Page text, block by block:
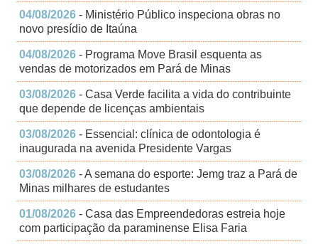
04/08/2026 - Ministério Público inspeciona obras no
novo presídio de Itaúna
04/08/2026 - Programa Move Brasil esquenta as
vendas de motorizados em Pará de Minas
03/08/2026 - Casa Verde facilita a vida do contribuinte
que depende de licenças ambientais
03/08/2026 - Essencial: clínica de odontologia é
inaugurada na avenida Presidente Vargas
03/08/2026 - A semana do esporte: Jemg traz a Pará de
Minas milhares de estudantes
01/08/2026 - Casa das Empreendedoras estreia hoje
com participação da paraminense Elisa Faria